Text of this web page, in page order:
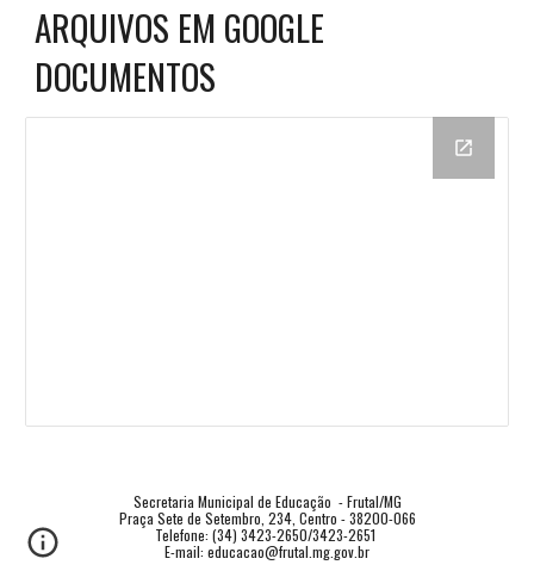
ARQUIVOS EM GOOGLE
DOCUMENTOS
Secretaria Municipal de Educação  - Frutal/MG
Praça Sete de Setembro, 234, Centro - 38200-066
Telefone: (34) 3423-2650/3423-2651
E-mail: educacao@frutal.mg.gov.br